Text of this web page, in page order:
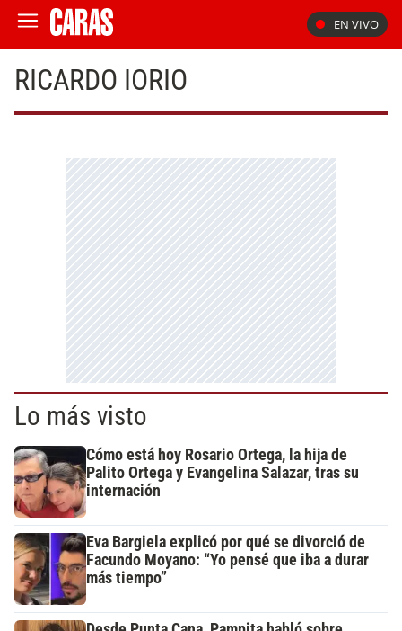
EN VIVO
RICARDO IORIO
Lo más visto
Cómo está hoy Rosario Ortega, la hija de
Palito Ortega y Evangelina Salazar, tras su
internación
Eva Bargiela explicó por qué se divorció de
Facundo Moyano: “Yo pensé que iba a durar
más tiempo”